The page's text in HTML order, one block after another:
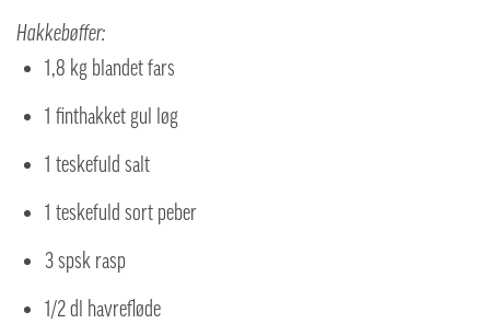
Hakkebøffer:
1,8 kg blandet fars
1 finthakket gul løg
1 teskefuld salt
1 teskefuld sort peber
3 spsk rasp
1/2 dl havrefløde